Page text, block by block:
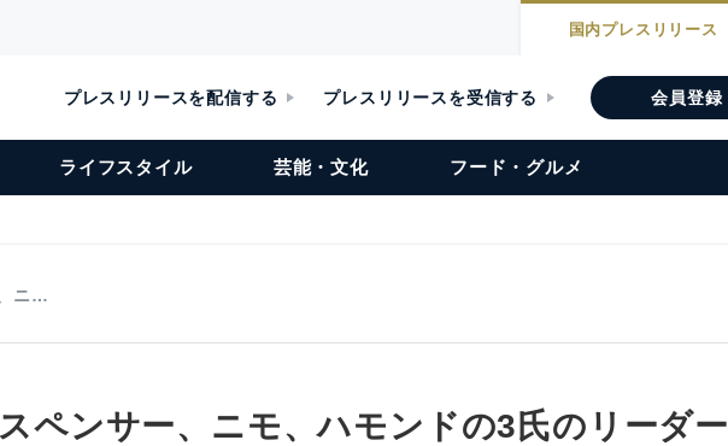
国内プレスリリース
プレスリリースを配信する プレスリリースを受信する 会員登録
ライフスタイル 芸能・文化 フード・グルメ
ニ…
ペンサー、ニモ、ハモンドの3氏のリーダー